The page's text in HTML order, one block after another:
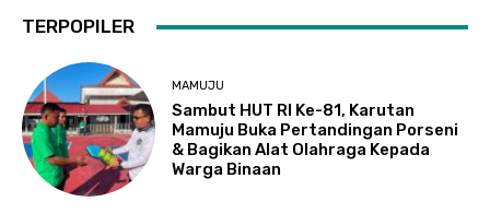
TERPOPILER
MAMUJU
Sambut HUT RI Ke-81, Karutan
Mamuju Buka Pertandingan Porseni
& Bagikan Alat Olahraga Kepada
Warga Binaan